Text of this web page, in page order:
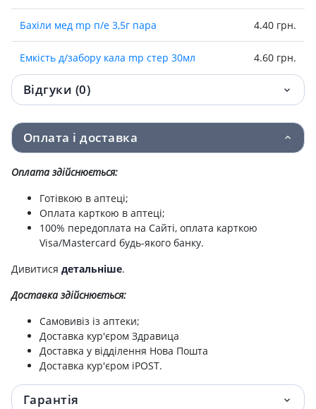
Бахiли мед mp п/е 3,5г пара 4.40 грн.
Емкiсть д/забору кала mp стер 30мл 4.60 грн.
Рукавички mp огляд н/ст латекс з пудр l
пара
5 грн.
Рукавички mp оглядовi н/ст латекс б/пудри
l пара
6.10 грн.
Рукавички mp огляд н/ст латекс з пудр m
пара
ШПРИЦ MP MEDPLAST ІН'ЄКЦ ОДНОРАЗ 3-Х
КОМП 10МЛ З ГОЛК 0,7Х38 |
комп 20мл с 2-мя голками
Пов'язка мр д/фіксації канюлі 6х8см
ШПРИЦ MP MEDPLAST IН'ЄКЦ ОДНОРАЗ 3-Х
Відгуки (0)
Оплата і доставка
Оплата здійснюється:
Готівкою в аптеці;
Оплата карткою в аптеці;
100% передоплата на Сайті, оплата карткою
Visa/Mastercard будь-якого банку.
Дивитися детальніше.
Доставка здійснюється:
Самовивіз із аптеки;
Доставка кур'єром Здравица
Доставка у відділення Нова Пошта
Доставка кур'єром iPOST.
Гарантія